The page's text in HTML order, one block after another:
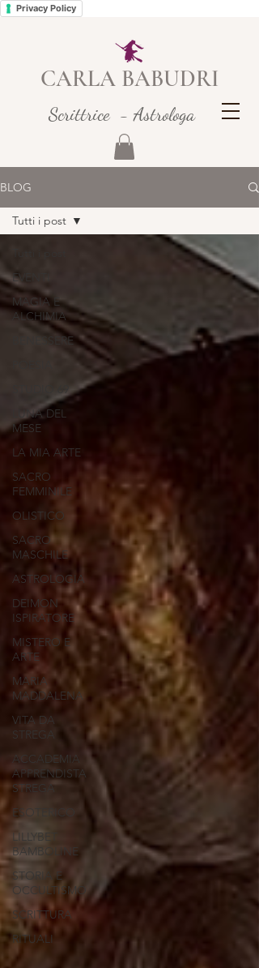
Privacy Policy
CARLA BABUDRI
Scrittrice - Astrologa
BLOG
EVENTI
MAGIA E
ALCHIMIA
BENESSERE
LUNA DEL
MESE
LA MIA ARTE
SACRO
FEMMINILE
OLISTICO
SACRO
MASCHILE
ASTROLOGIA
DEIMON
ISPIRATORE
MISTERO E
ARTE
MARIA
MADDALENA
VITA DA
STREGA
ACCADEMIA
APPRENDISTA
STREGA
ESOTERICO
LILLYBET
BAMBOLINE
STORIA E
OCCULTISMO
SCRITTURA
RITUALI
Tutti i post